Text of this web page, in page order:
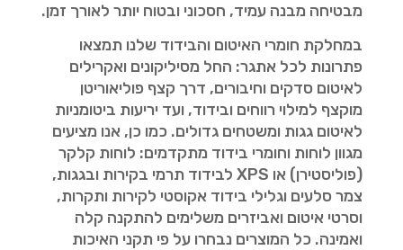
מבטיחה מבנה עמיד, חסכוני ובטוח יותר לאורך זמן.
במחלקת חומרי האיטום והבידוד שלנו תמצאו
פתרונות לכל אתגר: החל מסיליקונים ואקרילים
לאיטום סדקים וחיבורים, דרך קצף פוליאוריטן
מוקצף למילוי רווחים ובידוד, ועד יריעות ביטומניות
לאיטום גגות ומשטחים גדולים. כמו כן, אנו מציעים
מגוון לוחות וחומרי בידוד מתקדמים: לוחות קלקר
(פוליסטירן) או XPS לבידוד תרמי בקירות ובגגות,
צמר סלעים וגלילי בידוד אקוסטי לקירות ותקרות,
וסרטי איטום ואביזרים משלימים להתקנה קלה
ואמינה. כל המוצרים נבחרו על פי תקני האיכות